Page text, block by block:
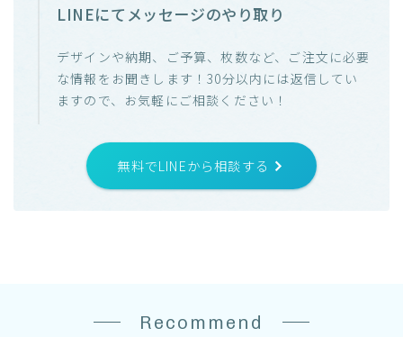
LINEにてメッセージのやり取り
デザインや納期、ご予算、枚数など、ご注文に必要
な情報をお聞きします！30分以内には返信してい
ますので、お気軽にご相談ください！
無料でLINEから相談する
Recommend